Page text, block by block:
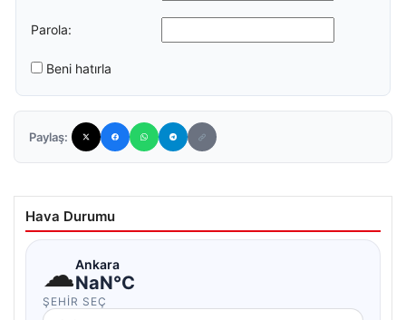
Parola:
Beni hatırla
Paylaş:
Hava Durumu
☁Ankara
NaN°C
ŞEHIR SEÇ